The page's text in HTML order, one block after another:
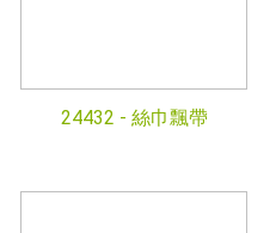
24432 - 絲巾飄帶